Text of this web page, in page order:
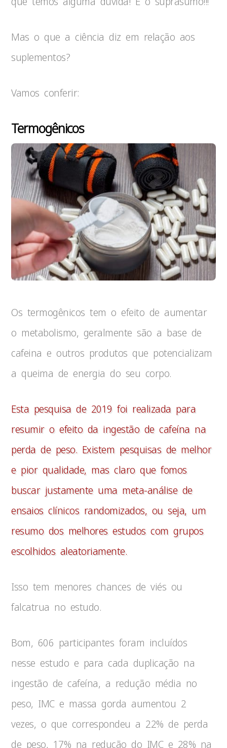
Mas o que a ciência diz em relação aos
suplementos?
Vamos conferir:
Termogênicos
Os termogênicos tem o efeito de aumentar
o metabolismo, geralmente são a base de
cafeina e outros produtos que potencializam
a queima de energia do seu corpo.
Esta pesquisa de 2019foi realizada para
resumir o efeito da ingestão de cafeína na
perda de peso. Existem pesquisas de melhor
e pior qualidade, mas claro que fomos
buscar justamente uma meta-análise de
ensaios clínicos randomizados, ou seja, um
resumo dos melhores estudos com grupos
escolhidos aleatoriamente.
Isso tem menores chances de viés ou
falcatrua no estudo.
Bom, 606 participantes foram incluídos
nesse estudo e para cada duplicação na
ingestão de cafeína, a redução média no
peso, IMC e massa gorda aumentou 2
vezes, o que correspondeu a 22% de perda
de peso, 17% na redução do IMC e 28% na